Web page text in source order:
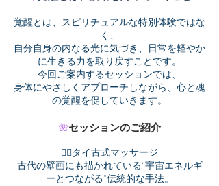
覚醒とは、スピリチュアルな特別体験ではな
く、
自分自身の内なる光に気づき、日常を軽やか
に生きる力を取り戻すことです。
今回ご案内するセッションでは、
身体にやさしくアプローチしながら、心と魂
の覚醒を促していきます。
🌺セッションのご紹介
🧘‍♀️タイ古式マッサージ
古代の壁画にも描かれている“宇宙エネルギ
ーとつながる”伝統的な手法。